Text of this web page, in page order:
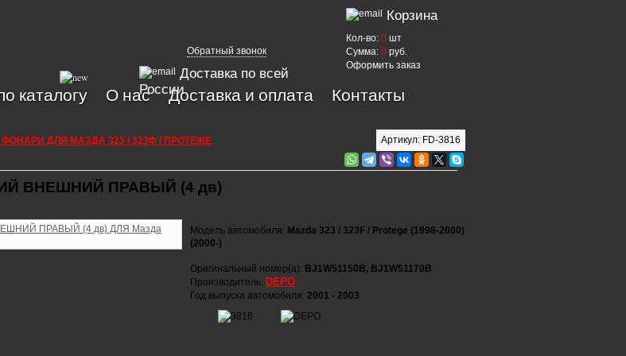
Обратный звонок
Доставка по всей
России
Корзина
Кол-во: 0 шт
Сумма: 0 руб.
Оформить заказ
каталогу О нас Доставка и оплата Контакты
ДЛЯ МАЗДА 323 / 323Ф / ПРОТЕЖЕ Артикул: FD-3816
ВНЕШНИЙ ПРАВЫЙ (4 дв)
Модель автомобиля: Mazda 323 / 323F / Protege (1998-2000)
(2000-)
Оригинальный номер(а): BJ1W51150B, BJ1W51170B
Производитель: DEPO
Год выпуска автомобиля: 2001 - 2003